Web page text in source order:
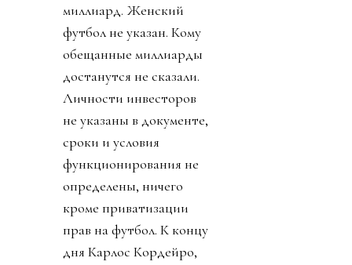
миллиард. Женский
футбол не указан. Кому
обещанные миллиарды
достанутся не сказали.
Личности инвесторов
не указаны в документе,
сроки и условия
функционирования не
определены, ничего
кроме приватизации
прав на футбол. К концу
дня Карлос Кордейро,